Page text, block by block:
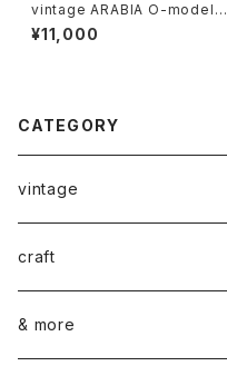
vintage ARABIA O-model b
owl white / ヴィンテージ アラ
ビア ボウル ホワイト
¥11,000
CATEGORY
vintage
ceramics
ARABIA
glass
craft
染め花Horry
& more